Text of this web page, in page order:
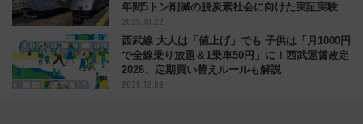
年間5トン削減の脱炭素社会に向けた実証実験
2025.10.22
西武線 大人は「値上げ」でも 子供は「月1000円
で全線乗り放題＆1乗車50円」に！西武運賃改定
2026、定期買い替えルールも解説
2025.12.08